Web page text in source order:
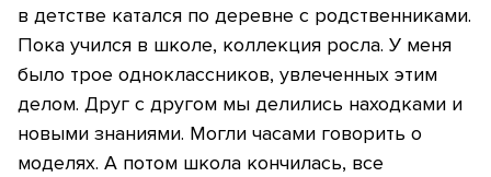
в детстве катался по деревне с родственниками.
Пока учился в школе, коллекция росла. У меня
было трое одноклассников, увлеченных этим
делом. Друг с другом мы делились находками и
новыми знаниями. Могли часами говорить о
моделях. А потом школа кончилась, все